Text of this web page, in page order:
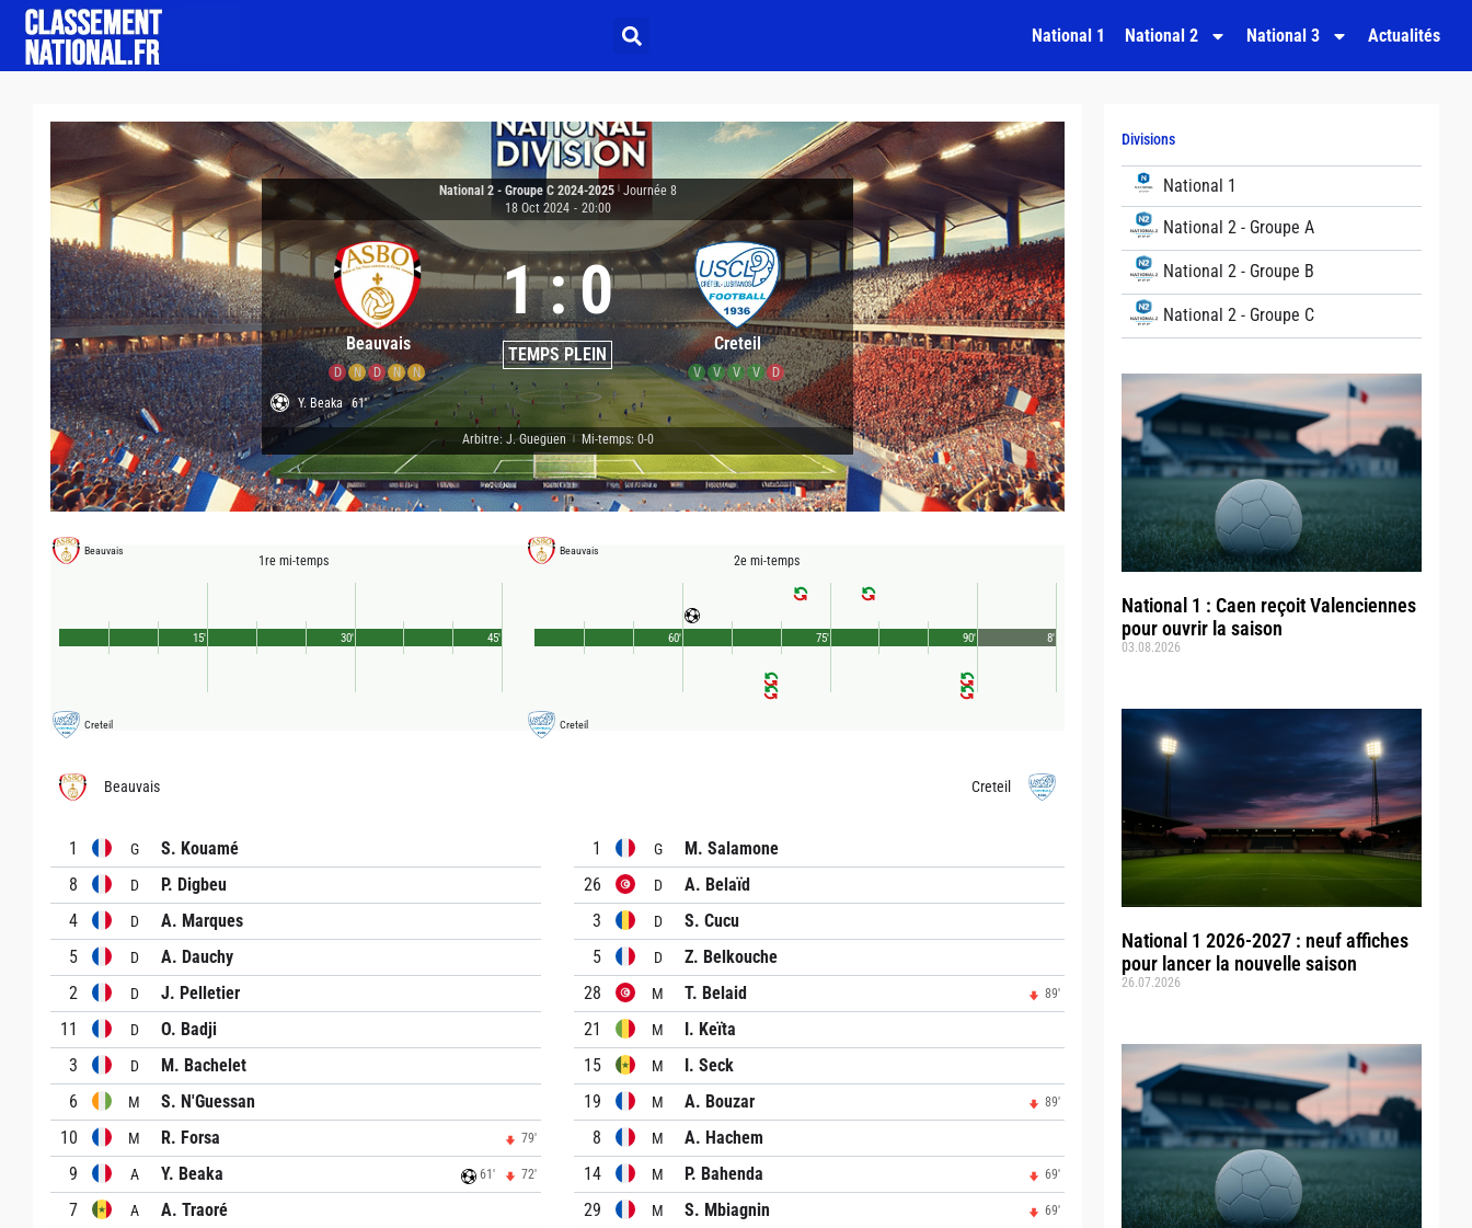
National 1 National 2 National 3 Actualités
Divisions
National 1
National 2 - Groupe A
National 2 - Groupe B
National 2 - Groupe C
National 1 : Caen reçoit Valenciennes
pour ouvrir la saison
03.08.2026
National 1 2026-2027 : neuf affiches
pour lancer la nouvelle saison
26.07.2026
National 2 - Groupe C 2024-2025
Journée 8
18 Oct 2024 - 20:00
Beauvais
D N D N N
1:0
TEMPS PLEIN Creteil
V V V V
D
Y. Beaka 61'
Arbitre: J. Gueguen Mi-temps: 0-0
Beauvais
1re mi-temps
Creteil
45'
15' 30'
Beauvais
2e mi-temps
Creteil
90'
60' 75' 8'
Beauvais
1 G
S. Kouamé
8
D
P. Digbeu
4
D
A. Marques
5
D
A. Dauchy
2
D
J. Pelletier
11
D
O. Badji
3
D
M. Bachelet
6
M
S. N'Guessan
10
M R. Forsa 79'
9 A Y. Beaka 61' 72'
7 A A. Traoré
Creteil
1 G
M. Salamone
26
D
A. Belaïd
3
D
S. Cucu
5
D
Z. Belkouche
28
M T. Belaid 89'
21 M
I. Keïta
15
M
I. Seck
19
M A. Bouzar 89'
8 M
A. Hachem
14
M P. Bahenda 69'
29 M S. Mbiagnin 69'